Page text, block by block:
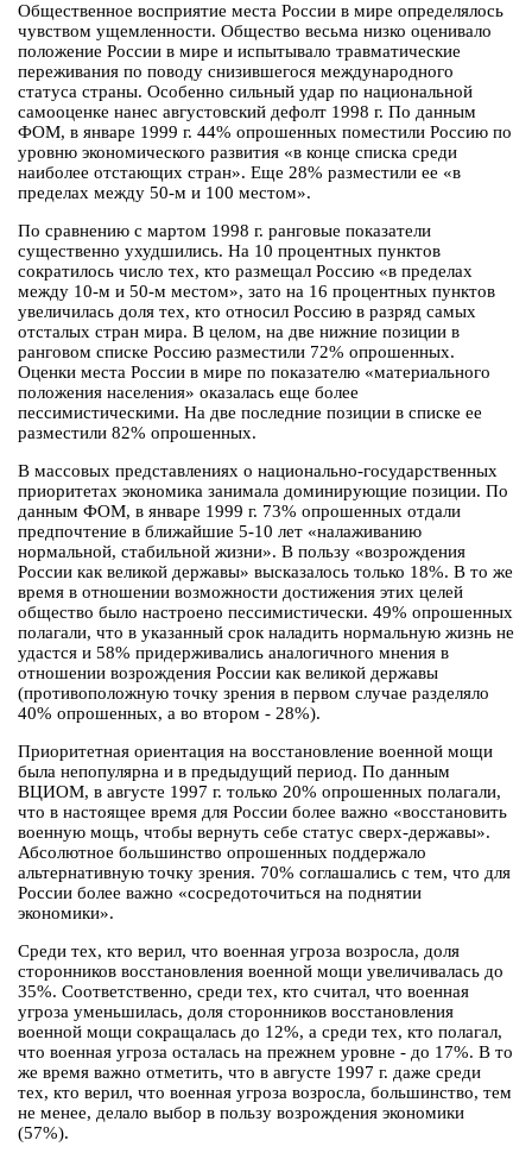
Общественное восприятие места России в мире определялось
чувством ущемленности. Общество весьма низко оценивало
положение России в мире и испытывало травматические
переживания по поводу снизившегося международного
статуса страны. Особенно сильный удар по национальной
самооценке нанес августовский дефолт 1998 г. По данным
ФОМ, в январе 1999 г. 44% опрошенных поместили Россию по
уровню экономического развития «в конце списка среди
наиболее отстающих стран». Еще 28% разместили ее «в
пределах между 50-м и 100 местом».
По сравнению с мартом 1998 г. ранговые показатели
существенно ухудшились. На 10 процентных пунктов
сократилось число тех, кто размещал Россию «в пределах
между 10-м и 50-м местом», зато на 16 процентных пунктов
увеличилась доля тех, кто относил Россию в разряд самых
отсталых стран мира. В целом, на две нижние позиции в
ранговом списке Россию разместили 72% опрошенных.
Оценки места России в мире по показателю «материального
положения населения» оказалась еще более
пессимистическими. На две последние позиции в списке ее
разместили 82% опрошенных.
В массовых представлениях о национально-государственных
приоритетах экономика занимала доминирующие позиции. По
данным ФОМ, в январе 1999 г. 73% опрошенных отдали
предпочтение в ближайшие 5-10 лет «налаживанию
нормальной, стабильной жизни». В пользу «возрождения
России как великой державы» высказалось только 18%. В то же
время в отношении возможности достижения этих целей
общество было настроено пессимистически. 49% опрошенных
полагали, что в указанный срок наладить нормальную жизнь не
удастся и 58% придерживались аналогичного мнения в
отношении возрождения России как великой державы
(противоположную точку зрения в первом случае разделяло
40% опрошенных, а во втором - 28%).
Приоритетная ориентация на восстановление военной мощи
была непопулярна и в предыдущий период. По данным
ВЦИОМ, в августе 1997 г. только 20% опрошенных полагали,
что в настоящее время для России более важно «восстановить
военную мощь, чтобы вернуть себе статус сверх-державы».
Абсолютное большинство опрошенных поддержало
альтернативную точку зрения. 70% соглашались с тем, что для
России более важно «сосредоточиться на поднятии
экономики».
Среди тех, кто верил, что военная угроза возросла, доля
сторонников восстановления военной мощи увеличивалась до
35%. Соответственно, среди тех, кто считал, что военная
угроза уменьшилась, доля сторонников восстановления
военной мощи сокращалась до 12%, а среди тех, кто полагал,
что военная угроза осталась на прежнем уровне - до 17%. В то
же время важно отметить, что в августе 1997 г. даже среди
тех, кто верил, что военная угроза возросла, большинство, тем
не менее, делало выбор в пользу возрождения экономики
(57%).